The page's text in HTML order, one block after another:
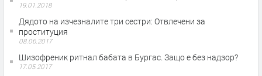
19.01.2018
Дядото на изчезналите три сестри: Отвлечени за
проституция
08.06.2017
Шизофреник ритнал бабата в Бургас. Защо е без надзор?
17.05.2017